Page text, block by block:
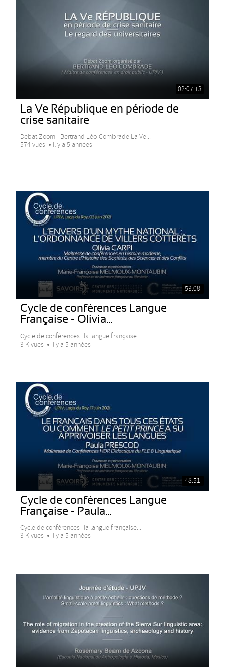
02:07:13
La Ve République en période de
crise sanitaire
Débat Zoom - Bertrand Léo-Combrade La Ve...
574 vues
Il y a 5 années
53:08
Cycle de conférences Langue
Française - Olivia...
Cycle de conférences "la langue française...
3 K vues
Il y a 5 années
48:51
Cycle de conférences Langue
Française - Paula...
Cycle de conférences "la langue française...
3 K vues
Il y a 5 années